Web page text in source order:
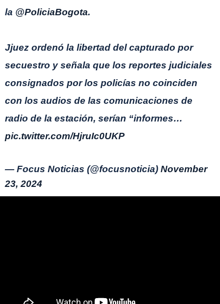
la @PoliciaBogota.
Jjuez ordenó la libertad del capturado por
secuestro y señala que los reportes judiciales
consignados por los policías no coinciden
con los audios de las comunicaciones de
radio de la estación, serían “informes…
pic.twitter.com/HjruIc0UKP
— Focus Noticias (@focusnoticia) November
23, 2024